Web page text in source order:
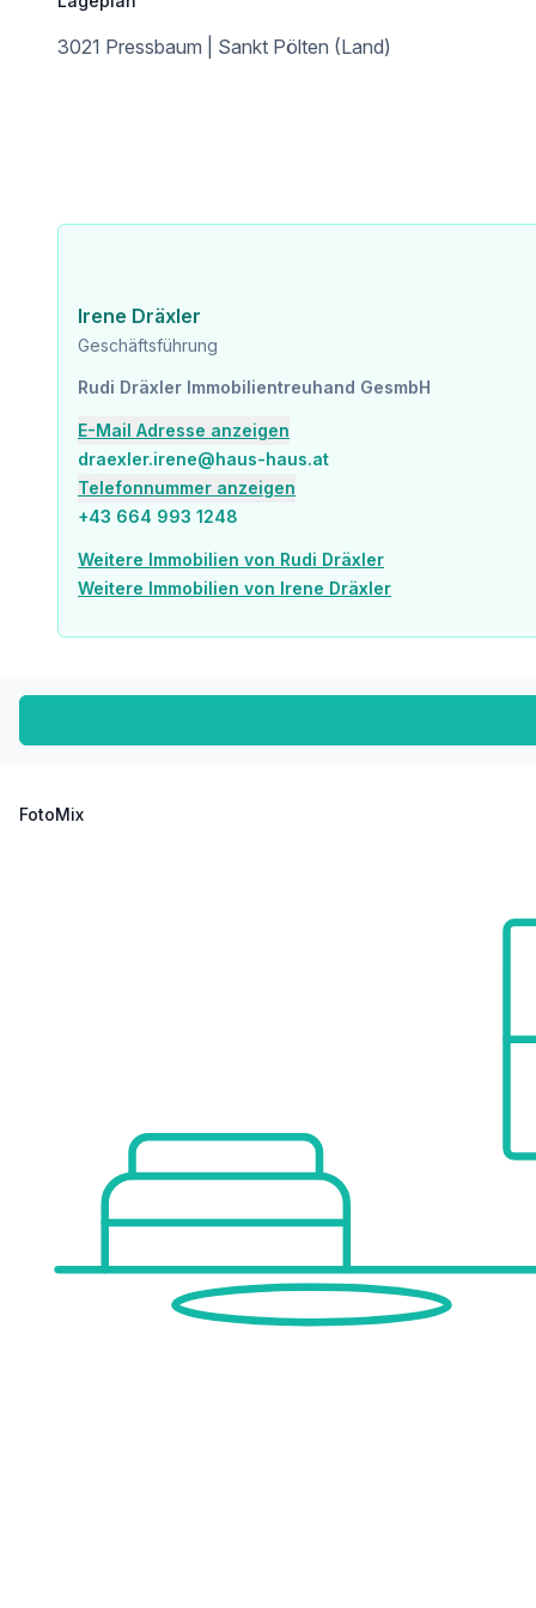
3021 Pressbaum | Sankt Pölten (Land)
Irene Dräxler
Geschäftsführung
Rudi Dräxler Immobilientreuhand GesmbH
E-Mail Adresse anzeigen
draexler.irene@haus-haus.at
Telefonnummer anzeigen
​+43 664 993 1248
Weitere Immobilien von Rudi Dräxler
Weitere Immobilien von Irene Dräxler
FotoMix